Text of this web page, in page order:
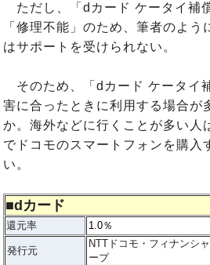
ただし、「dカード ケータイ補
「修理不能」のため、筆者のよう
はサポートを受けられない。
そのため、「dカード ケータイ
害に合ったときに利用する場合が
か。海外などに行くことが多い人
でドコモのスマートフォンを購入
い。
■dカード
還元率 1.0％
発行元
NTTドコモ・フィナンシ
ープ